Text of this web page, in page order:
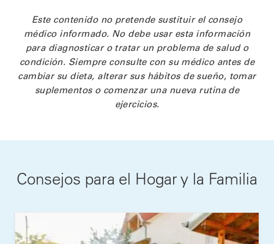
Este contenido no pretende sustituir el consejo
médico informado. No debe usar esta información
para diagnosticar o tratar un problema de salud o
condición. Siempre consulte con su médico antes de
cambiar su dieta, alterar sus hábitos de sueño, tomar
suplementos o comenzar una nueva rutina de
ejercicios.
Consejos para el Hogar y la Familia